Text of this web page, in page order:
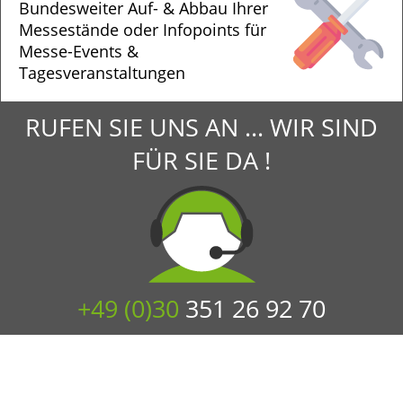
Bundesweiter Auf- & Abbau Ihrer
Messestände oder Infopoints für
Messe-Events &
Tagesveranstaltungen
RUFEN SIE UNS AN ... WIR SIND
FÜR SIE DA !
+49 (0)30 351 26 92 70